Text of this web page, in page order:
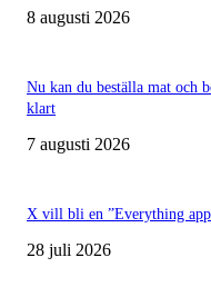
8 augusti 2026
Nu kan du beställa mat och
klart
7 augusti 2026
X vill bli en ”Everything
28 juli 2026